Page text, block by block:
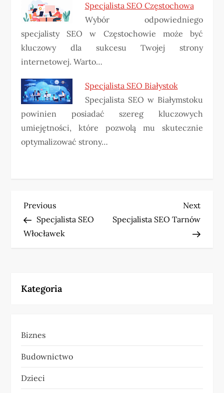
Specjalista SEO Częstochowa
Wybór odpowiedniego
specjalisty SEO w Częstochowie może być
kluczowy dla sukcesu Twojej strony
internetowej. Warto…
Specjalista SEO Białystok
Specjalista SEO w Białymstoku
powinien posiadać szereg kluczowych
umiejętności, które pozwolą mu skutecznie
optymalizować strony…
N
a
g
c
j
a
Previous
Post
Previous
Specjalista SEO
Włocławek
Next
Post
Next
Specjalista SEO Tarnów
Kategoria
Biznes
Budownictwo
Dzieci